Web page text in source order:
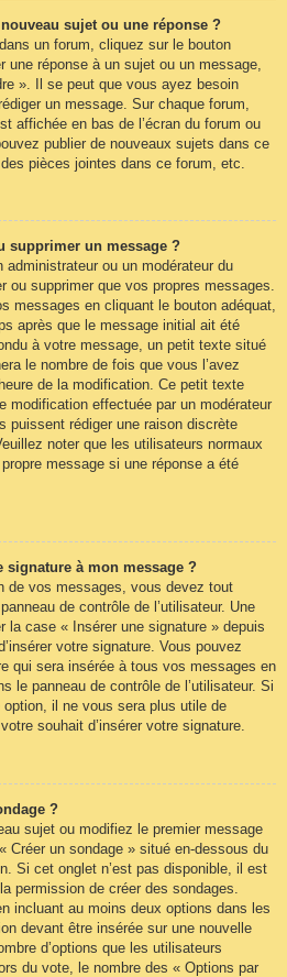
sujet ou une réponse ?
un forum, cliquez sur le bouton
une réponse à un sujet ou un message,
». Il se peut que vous ayez besoin
un message. Sur chaque forum,
affichée en bas de l’écran du forum ou
publier de nouveaux sujets dans ce
pièces jointes dans ce forum, etc.
supprimer un message ?
ou un modérateur du
ou supprimer que vos propres messages.
messages en cliquant le bouton adéquat,
après que le message initial ait été
à votre message, un petit texte situé
le nombre de fois que vous l’avez
de la modification. Ce petit texte
modification effectuée par un modérateur
puissent rédiger une raison discrète
noter que les utilisateurs normaux
message si une réponse a été
signature à mon message ?
de vos messages, vous devez tout
de contrôle de l’utilisateur. Une
la case « Insérer une signature » depuis
votre signature. Vous pouvez
qui sera insérée à tous vos messages en
le panneau de contrôle de l’utilisateur. Si
il ne vous sera plus utile de
souhait d’insérer votre signature.
?
sujet ou modifiez le premier message
Créer un sondage » situé en-dessous du
Si cet onglet n’est pas disponible, il est
permission de créer des sondages.
incluant au moins deux options dans les
devant être insérée sur une nouvelle
d’options que les utilisateurs
du vote, le nombre des « Options par